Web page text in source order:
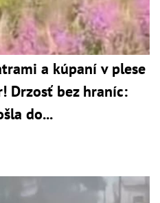
a kúpaní v plese
Drzosť bez hraníc:
do...